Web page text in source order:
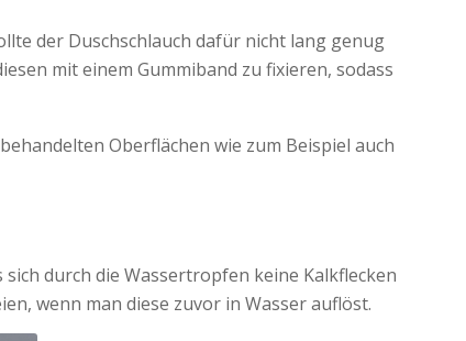
der Duschschlauch dafür nicht lang genug
mit einem Gummiband zu fixieren, sodass
Oberflächen wie zum Beispiel auch
sich durch die Wassertropfen keine Kalkflecken
wenn man diese zuvor in Wasser auflöst.